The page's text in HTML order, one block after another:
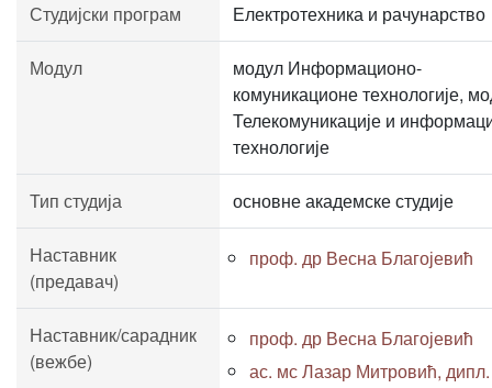
Студијски програм Електротехника и рачунарство
Модул
модул Информационо-
комуникационе технологије,
Телекомуникације и
технологије
Тип студија основне академске студије
Наставник
(предавач)
проф. др Весна Благојевић
Наставник/сарадник
(вежбе)
проф. др Весна Благојевић
ас. мс Лазар Митровић, дипл.